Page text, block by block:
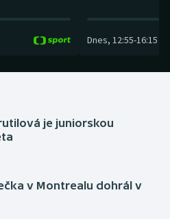
Dnes, 12:55-16:15
je juniorskou
v Montrealu dohrál v